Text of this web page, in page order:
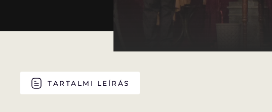
TARTALMI LEÍRÁS